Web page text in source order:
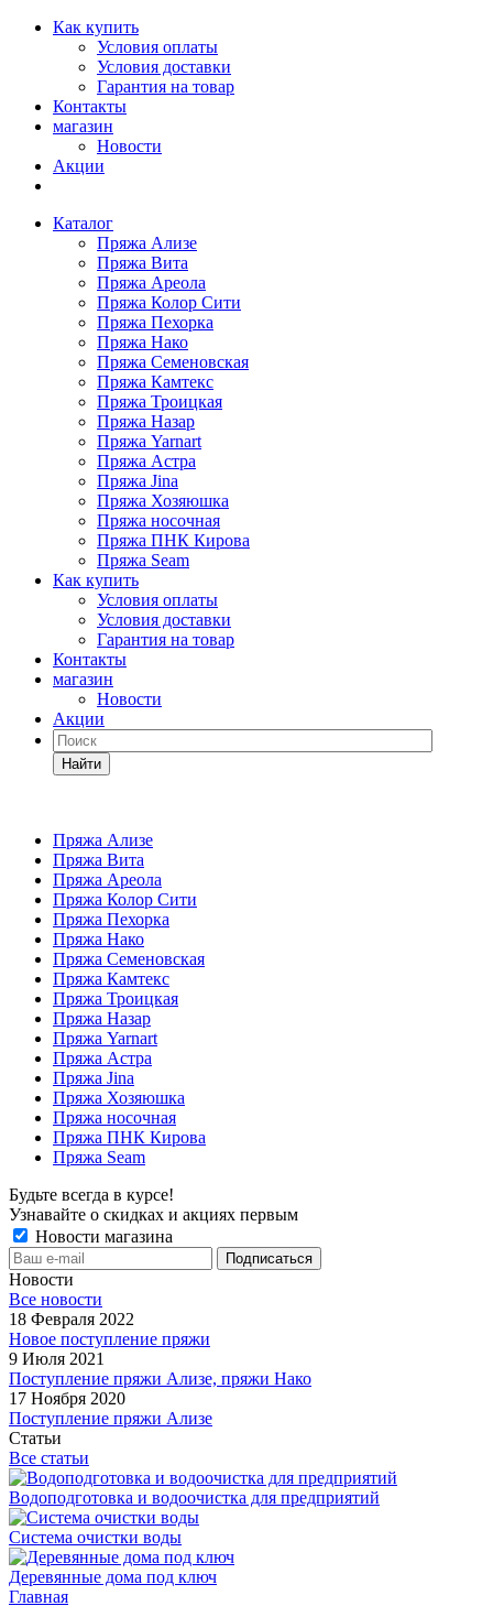
Как купить
Условия оплаты
Условия доставки
Гарантия на товар
Контакты
магазин
Новости
Акции
Каталог
Пряжа Ализе
Пряжа Вита
Пряжа Ареола
Пряжа Колор Сити
Пряжа Пехорка
Пряжа Нако
Пряжа Семеновская
Пряжа Камтекс
Пряжа Троицкая
Пряжа Назар
Пряжа Yarnart
Пряжа Астра
Пряжа Jina
Пряжа Хозяюшка
Пряжа носочная
Пряжа ПНК Кирова
Пряжа Seam
Как купить
Условия оплаты
Условия доставки
Гарантия на товар
Контакты
магазин
Новости
Акции
Найти
Пряжа Ализе
Пряжа Вита
Пряжа Ареола
Пряжа Колор Сити
Пряжа Пехорка
Пряжа Нако
Пряжа Семеновская
Пряжа Камтекс
Пряжа Троицкая
Пряжа Назар
Пряжа Yarnart
Пряжа Астра
Пряжа Jina
Пряжа Хозяюшка
Пряжа носочная
Пряжа ПНК Кирова
Пряжа Seam
Будьте всегда в курсе!
Узнавайте о скидках и акциях первым
Новости магазина
Новости
Все новости
18 Февраля 2022
Новое поступление пряжи
9 Июля 2021
Поступление пряжи Ализе, пряжи Нако
17 Ноября 2020
Поступление пряжи Ализе
Статьи
Все статьи
Водоподготовка и водоочистка для предприятий
Система очистки воды
Деревянные дома под ключ
Главная